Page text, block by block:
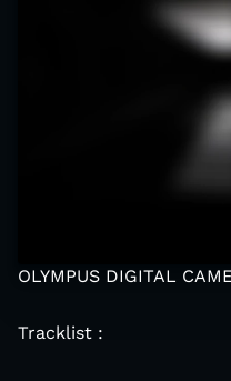
OLYMPUS DIGITAL
Tracklist :